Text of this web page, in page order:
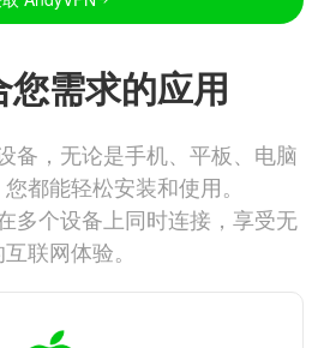
需求的应用
备，无论是手机、平板、电脑
都能轻松安装和使用。
多个设备上同时连接，享受无
联网体验。